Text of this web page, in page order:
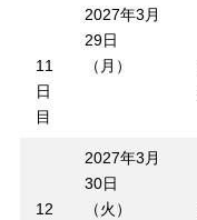
11
日
目
2027年3月
29日
（月）
12
2027年3月
30日
（火）